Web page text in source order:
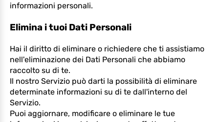
informazioni personali.
Elimina i tuoi Dati Personali
Hai il diritto di eliminare o richiedere che ti assistiamo
nell'eliminazione dei Dati Personali che abbiamo
raccolto su di te.
Il nostro Servizio può darti la possibilità di eliminare
determinate informazioni su di te dall'interno del
Servizio.
Puoi aggiornare, modificare o eliminare le tue